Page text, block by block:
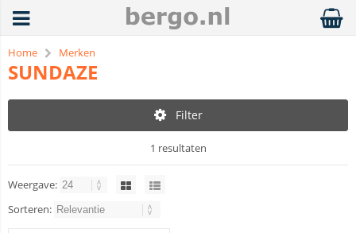
Home Merken
SUNDAZE
Filter
1 resultaten
Weergave:
Sorteren: